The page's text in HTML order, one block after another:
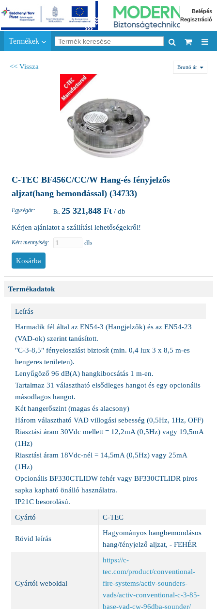
Belépés
Regisztráció
Termékek
<< Vissza Bruttó ár
C-TEC BF456C/CC/W Hang-és fényjelzős
aljzat(hang bemondással) (34733)
Egységár: 25 321,848 Ft / db
Kérjen ajánlatot a szállítási lehetőségekről!
Kért mennyiség: db
Termékadatok
Leírás
Harmadik fél által az EN54-3 (Hangjelzők) és az EN54-23
(VAD-ok) szerint tanúsított.
"C-3-8,5" fényeloszlást biztosít (min. 0,4 lux 3 x 8,5 m-es
hengeres területen).
Lenyűgöző 96 dB(A) hangkibocsátás 1 m-en.
Tartalmaz 31 választható elsődleges hangot és egy opcionális
másodlagos hangot.
Két hangerőszint (magas és alacsony)
Három választható VAD villogási sebesség (0,5Hz, 1Hz, OFF)
Riasztási áram 30Vdc mellett = 12,2mA (0,5Hz) vagy 19,5mA
(1Hz)
Riasztási áram 18Vdc-nél = 14,5mA (0,5Hz) vagy 25mA
(1Hz)
Opcionális BF330CTLIDW fehér vagy BF330CTLIDR piros
sapka kapható önálló használatra.
IP21C besorolású.
Gyártó
C-TEC
Rövid leírás
Hagyományos hangbemondásos
hang/fényjelző aljzat, - FEHÉR
Gyártói weboldal
https://c-
tec.com/product/conventional-
fire-systems/activ-sounders-
vads/activ-conventional-c-3-85-
base-vad-cw-96dba-sounder/